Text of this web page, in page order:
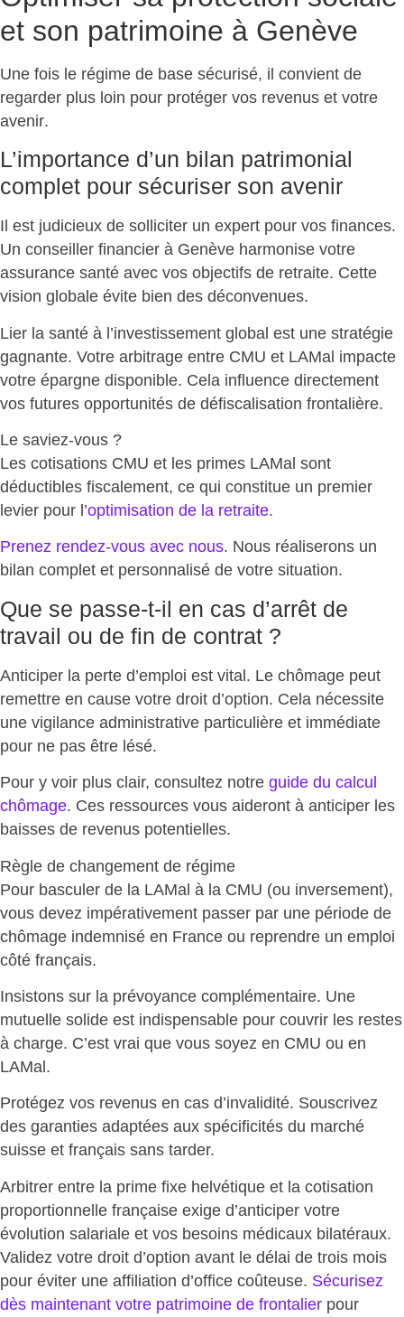
et son patrimoine à Genève
Une fois le régime de base sécurisé, il convient de
regarder plus loin pour protéger vos revenus et votre
avenir.
L’importance d’un bilan patrimonial
complet pour sécuriser son avenir
Il est judicieux de solliciter un expert pour vos finances.
Un conseiller financier à Genève harmonise votre
assurance santé avec vos objectifs de retraite. Cette
vision globale évite bien des déconvenues.
Lier la santé à l’investissement global est une stratégie
gagnante. Votre arbitrage entre CMU et LAMal impacte
votre épargne disponible. Cela influence directement
vos futures opportunités de défiscalisation frontalière.
Le saviez-vous ?
Les cotisations CMU et les primes LAMal sont
déductibles fiscalement, ce qui constitue un premier
levier pour l’optimisation de la retraite.
Prenez rendez-vous avec nous. Nous réaliserons un
bilan complet et personnalisé de votre situation.
Que se passe-t-il en cas d’arrêt de
travail ou de fin de contrat ?
Anticiper la perte d’emploi est vital. Le chômage peut
remettre en cause votre droit d’option. Cela nécessite
une vigilance administrative particulière et immédiate
pour ne pas être lésé.
Pour y voir plus clair, consultez notre guide du calcul
chômage. Ces ressources vous aideront à anticiper les
baisses de revenus potentielles.
Règle de changement de régime
Pour basculer de la LAMal à la CMU (ou inversement),
vous devez impérativement passer par une période de
chômage indemnisé en France ou reprendre un emploi
côté français.
Insistons sur la prévoyance complémentaire. Une
mutuelle solide est indispensable pour couvrir les restes
à charge. C’est vrai que vous soyez en CMU ou en
LAMal.
Protégez vos revenus en cas d’invalidité. Souscrivez
des garanties adaptées aux spécificités du marché
suisse et français sans tarder.
Arbitrer entre la prime fixe helvétique et la cotisation
proportionnelle française exige d’anticiper votre
évolution salariale et vos besoins médicaux bilatéraux.
Validez votre droit d’option avant le délai de trois mois
pour éviter une affiliation d’office coûteuse. Sécurisez
dès maintenant votre patrimoine de frontalier pour